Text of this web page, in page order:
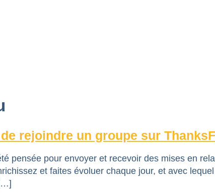
rejoindre un groupe sur
pensée pour envoyer et recevoir des mises en
et faites évoluer chaque jour, et avec